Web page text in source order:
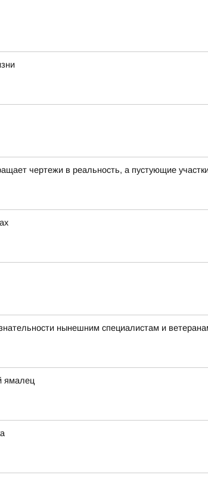
чертежи в реальность, а пустующие
нынешним специалистам и
ямалец